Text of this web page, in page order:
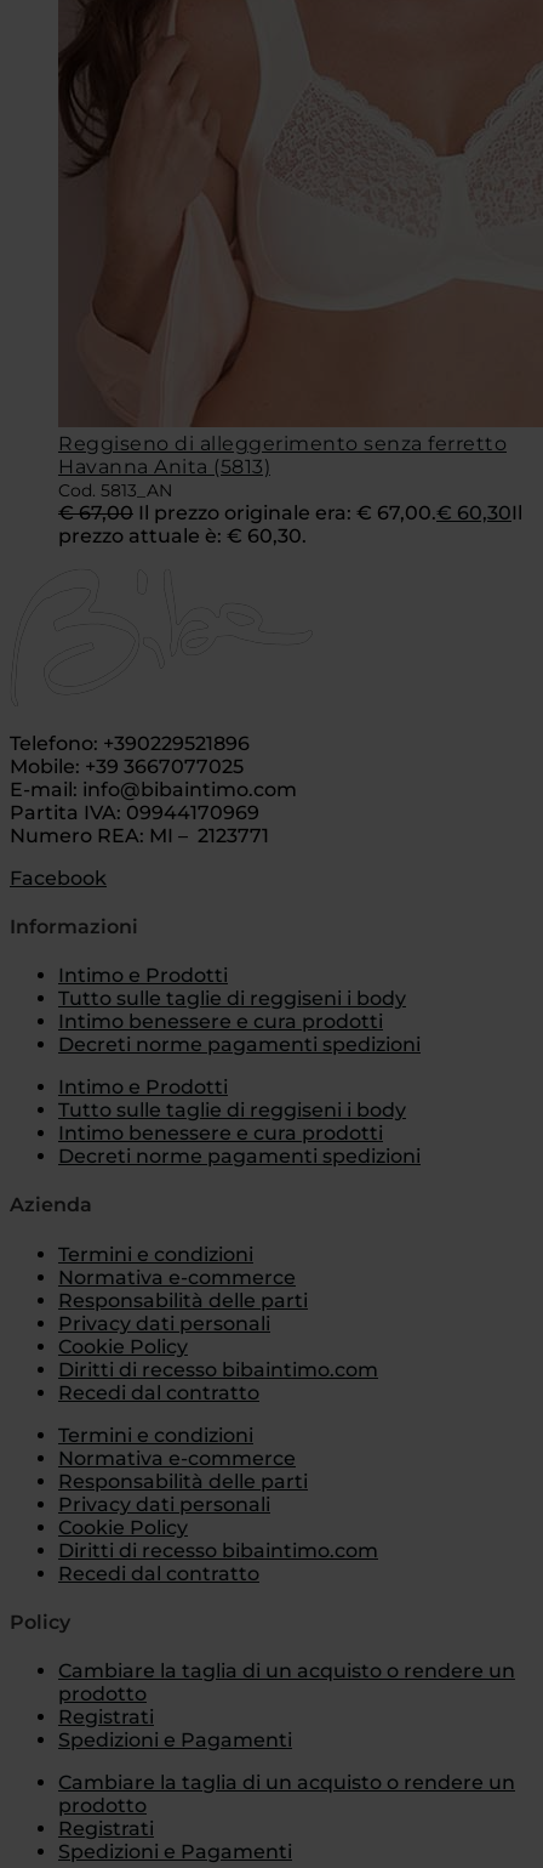
Reggiseno di alleggerimento senza ferretto
Havanna Anita (5813)
Cod. 5813_AN
€67,00 Il prezzo originale era: € 67,00.€ 60,30Il
prezzo attuale è: € 60,30.
Telefono: +390229521896
Mobile: +39 3667077025
E-mail: info@bibaintimo.com
Partita IVA: 09944170969
Numero REA: MI – 2123771
Facebook
Informazioni
Intimo e Prodotti
Tutto sulle taglie di reggiseni i body
Intimo benessere e cura prodotti
Decreti norme pagamenti spedizioni
Intimo e Prodotti
Tutto sulle taglie di reggiseni i body
Intimo benessere e cura prodotti
Decreti norme pagamenti spedizioni
Azienda
Termini e condizioni
Normativa e-commerce
Responsabilità delle parti
Privacy dati personali
Cookie Policy
Diritti di recesso bibaintimo.com
Recedi dal contratto
Termini e condizioni
Normativa e-commerce
Responsabilità delle parti
Privacy dati personali
Cookie Policy
Diritti di recesso bibaintimo.com
Recedi dal contratto
Policy
Cambiare la taglia di un acquisto o rendere un
prodotto
Registrati
Spedizioni e Pagamenti
Cambiare la taglia di un acquisto o rendere un
prodotto
Registrati
Spedizioni e Pagamenti